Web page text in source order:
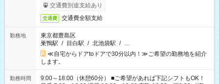
交通費別途支給あり
交通費 交通費全額支給
勤務地
東京都豊島区
巣鴨駅 / 目白駅 / 北池袋駅 / …
≪自宅からドアtoドアで30分以内！≫ご希望の勤務地を紹介
します。
勤務時間
9:00～18:00（休憩60分） ■ご希望があれば下記シフトもOK！